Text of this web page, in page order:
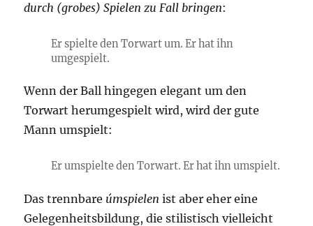
durch (grobes) Spielen zu Fall bringen:
Er spielte den Torwart um. Er hat ihn
umgespielt.
Wenn der Ball hingegen elegant um den
Torwart herumgespielt wird, wird der gute
Mann umspielt:
Er umspielte den Torwart. Er hat ihn umspielt.
Das trennbare úmspielen ist aber eher eine
Gelegenheitsbildung, die stilistisch vielleicht